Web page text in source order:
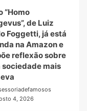
“Homo
de Luiz
Foggetti, já está
na Amazon e
reflexão sobre
sociedade mais
4, 2026